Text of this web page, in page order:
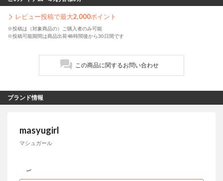
レビュー投稿で最大2,000ポイント
※投稿は（対象商品の）ご購入者のみ可能
※投稿可能期間は商品出荷48時間後から30日間です
この商品に関するお問い合わせ
ブランド情報
masyugirl
マシュガール